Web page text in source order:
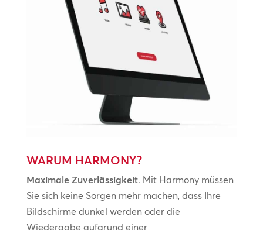
WARUM HARMONY?
Maximale Zuverlässigkeit. Mit Harmony müssen
Sie sich keine Sorgen mehr machen, dass Ihre
Bildschirme dunkel werden oder die
Wiedergabe aufgrund einer